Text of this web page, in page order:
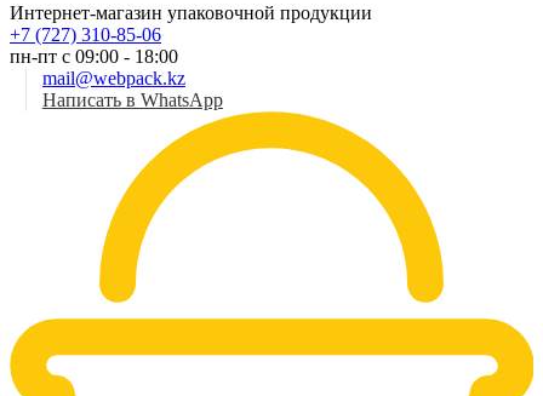
Интернет-магазин упаковочной продукции
+7 (727) 310-85-06
пн-пт с 09:00 - 18:00
mail@webpack.kz
Написать в WhatsApp